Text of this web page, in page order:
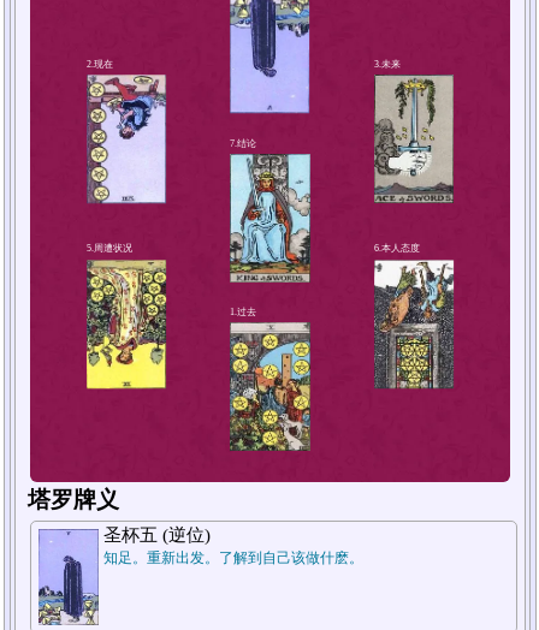
2.现在
4.解决方法或对策
塔罗牌义
圣杯五 (逆位)
知足。重新出发。了解到自己该做什麽。